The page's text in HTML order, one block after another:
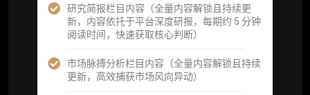
研究简报栏目内容（全量内容解锁且持续更
新，内容依托于平台深度研报，每期约 5 分钟
阅读时间，快速获取核心判断）
市场脉搏分析栏目内容（全量内容解锁且持续
更新，高效捕获市场风向异动）
定制化研究服务（1次，课题/选题经审核通过
后，由业内享有盛誉的研究团队为你开展专项
研究，并交付一份完整研究报告）
重点研究方向前瞻栏目（获取重点赛道、项目
及研究方向预告，提前了解核心观察变量与后